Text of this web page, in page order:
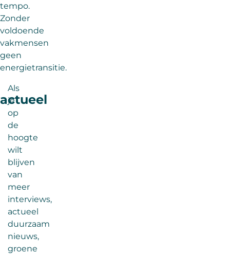
tempo.
Zonder
voldoende
vakmensen
geen
energietransitie.
actueel
Als
je
op
de
hoogte
wilt
blijven
van
meer
interviews,
actueel
duurzaam
nieuws,
groene